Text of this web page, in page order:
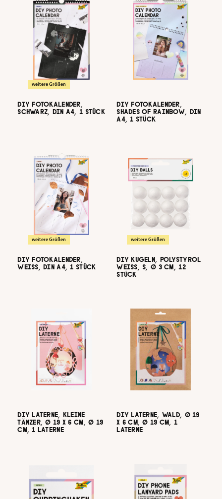
weitere Größen
DIY FOTOKALENDER,
SCHWARZ, DIN A4, 1 STÜCK
DIY FOTOKALENDER,
SHADES OF RAINBOW, DIN
A4, 1 STÜCK
weitere Größen
DIY FOTOKALENDER,
WEISS, DIN A4, 1 STÜCK
weitere Größen
DIY KUGELN, POLYSTYROL
WEISS, S, Ø 3 CM, 12 S
TÜCK
DIY LATERNE, KLEINE
TÄNZER, Ø 19 X 6 CM, Ø 19
CM, 1 LATERNE
DIY LATERNE, WALD, Ø 19
X 6 CM, Ø 19 CM, 1
LATERNE